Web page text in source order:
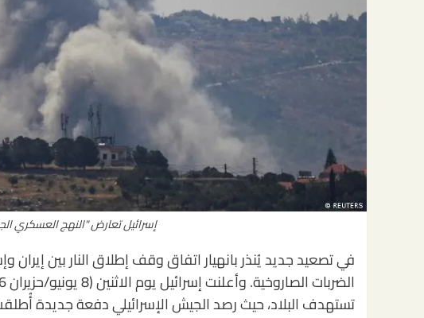
إسرائيل تعارض "النهج العسكري
في تصعيد جديد يُنذر بانهيار اتفاق وقف إطلاق النار بين إيران
تستهدف البلاد، حيث رصد الجيش الإسرائيلي دفعة جديدة